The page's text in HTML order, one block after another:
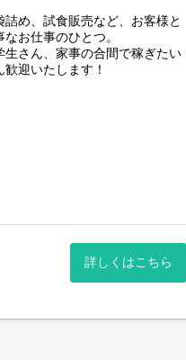
め、試食販売など、お客様と
お仕事のひとつ。
さん、家事の合間で稼ぎたい
迎いたします！
詳しくはこちら